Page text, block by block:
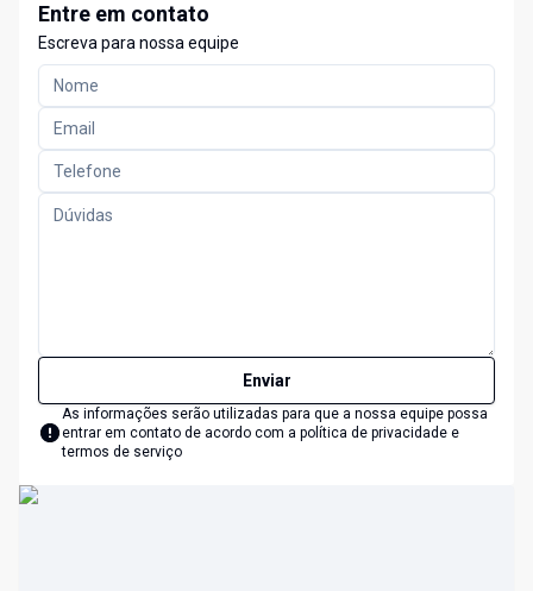
Entre em contato
Escreva para nossa equipe
Enviar
As informações serão utilizadas para que a nossa equipe possa
entrar em contato de acordo com a política de privacidade e
termos de serviço